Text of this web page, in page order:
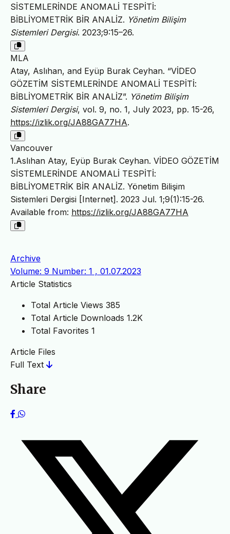
SİSTEMLERİNDE ANOMALİ TESPİTİ:
BİBLİYOMETRİK BİR ANALİZ. Yönetim Bilişim
Sistemleri Dergisi. 2023;9:15–26.
MLA
Atay, Aslıhan, and Eyüp Burak Ceyhan. “VİDEO
GÖZETİM SİSTEMLERİNDE ANOMALİ TESPİTİ:
BİBLİYOMETRİK BİR ANALİZ”. Yönetim Bilişim
Sistemleri Dergisi, vol. 9, no. 1, July 2023, pp. 15-26,
https://izlik.org/JA88GA77HA.
Vancouver
1.Aslıhan Atay, Eyüp Burak Ceyhan. VİDEO GÖZETİM
SİSTEMLERİNDE ANOMALİ TESPİTİ:
BİBLİYOMETRİK BİR ANALİZ. Yönetim Bilişim
Sistemleri Dergisi [Internet]. 2023 Jul. 1;9(1):15-26.
Available from: https://izlik.org/JA88GA77HA
Archive
Volume: 9 Number: 1 , 01.07.2023
Article Statistics
Total Article Views 385
Total Article Downloads 1.2K
Total Favorites 1
Article Files
Full Text
Share